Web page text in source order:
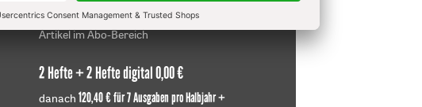
Ihr Plus: Zugriff auch auf alle anderen
Artikel im Abo-Bereich
2 Hefte + 2 Hefte digital 0,00 €
danach 120,40 € für 7 Ausgaben pro Halbjahr +